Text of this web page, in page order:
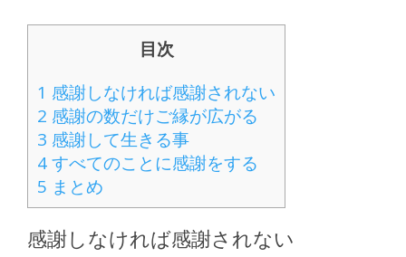
目次
1 感謝しなければ感謝されない
2 感謝の数だけご縁が広がる
3 感謝して生きる事
4すべてのことに感謝をする
5 まとめ
感謝しなければ感謝されない